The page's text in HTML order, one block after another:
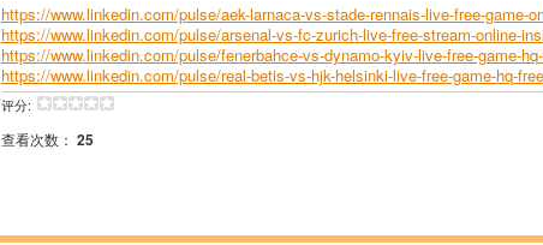
https://www.linkedin.com/pulse/aek-larnaca-vs-stade-rennais-live-free-game-
https://www.linkedin.com/pulse/arsenal-vs-fc-zurich-live-free-stream-online-
https://www.linkedin.com/pulse/fenerbahce-vs-dynamo-kyiv-live-free-game-
https://www.linkedin.com/pulse/real-betis-vs-hjk-helsinki-live-free-game-hq-
评分:
查看次数： 25